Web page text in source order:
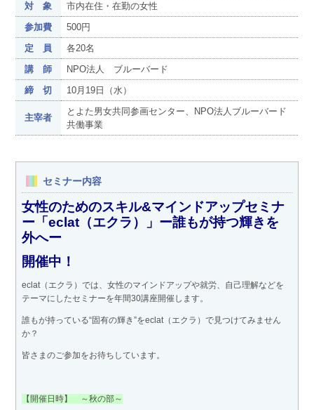
対 象
市内在住・在勤の女性
参加費
500円
定 員
各20名
講 師
NPO法人 ブルーバード
締 切
10月19日（水）
主宰者
とよた男女共同参画センター、NPO法人ブルーバード
共働事業
セミナー内容
女性のためのスキル&マインドアップセミナ
ー「eclat（エクラ）」ー誰もが持つ輝きを
外へー
開催中！
eclat（エクラ）では、女性のマインドアップや就労、自己理解などを
テーマにしたセミナーを年間30講座開催します。
誰もが持っている“固有の輝き”をeclat（エクラ）で見つけてみません
か？
皆さまのご参加をお待ちしています。
【開催日時】 ～秋の部～